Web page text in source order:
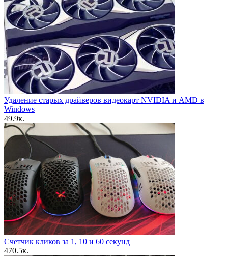
Удаление старых драйверов видеокарт NVIDIA и AMD в
Windows
49.9к.
Счетчик кликов за 1, 10 и 60 секунд
470.5к.